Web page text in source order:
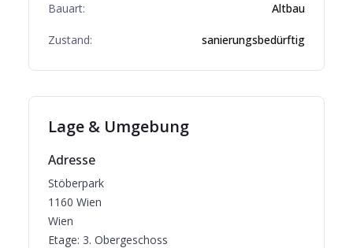
Bauart: Altbau
Zustand: sanierungsbedürftig
Lage & Umgebung
Adresse
Stöberpark
1160 Wien
Wien
Etage: 3. Obergeschoss